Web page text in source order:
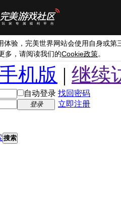
体验，完美世界网站会使用自身或第
多，请阅读我们的Cookie政策。
机版 | 继续
自动登录 找回密码
登录 立即注册
搜索